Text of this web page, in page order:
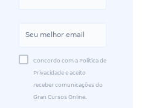
Concordo com a Política de
Privacidade e aceito
receber comunicações do
Gran Cursos Online.